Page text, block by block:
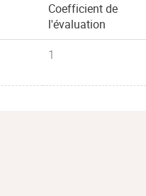
Coefficient de
l'évaluation
1